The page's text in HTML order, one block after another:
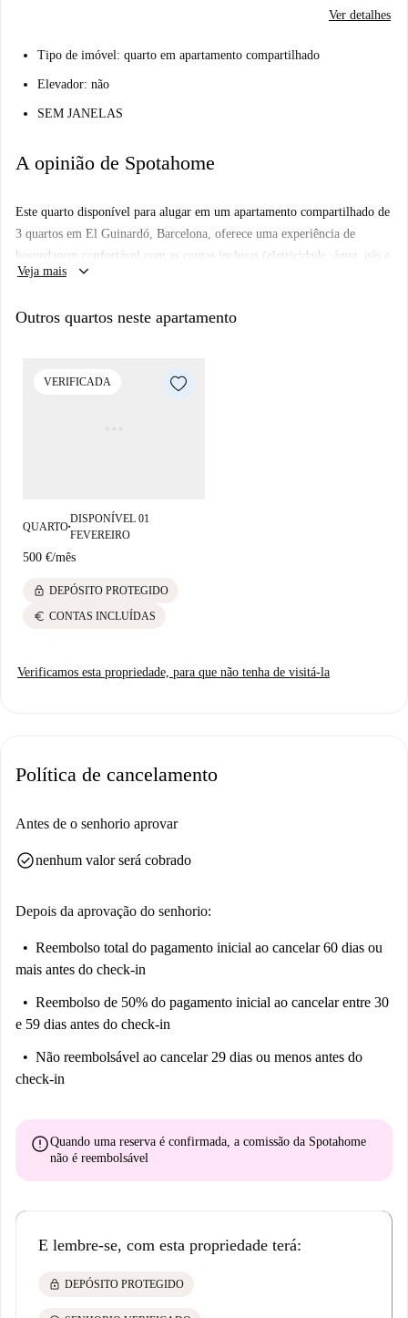
Ver detalhes
Tipo de imóvel: quarto em apartamento compartilhado
Elevador: não
SEM JANELAS
A opinião de Spotahome
Este quarto disponível para alugar em um apartamento compartilhado de
3 quartos em El Guinardó, Barcelona, oferece uma experiência de
hospedagem confortável com as contas inclusas (eletricidade, água, gás e
Wi-Fi). O apartamento é mobiliado, possui cozinha equipada e é ideal
este imóvel para sua comodidade.
comodidades. Nas proximidades, você encontrará as Escales Mecàniques
del Carrer Telègraf e a Plaça del Nen de la Rutlla como atrações
Veja mais keyboard_arrow_down
Outros quartos neste apartamento
VERIFICADA
QUARTO■
DISPONÍVEL 01
FEVEREIRO
500 €/mês
lock DEPÓSITO PROTEGIDO
euro CONTAS INCLUÍDAS
Verificamos esta propriedade, para que não tenha de visitá-la
Política de cancelamento
Antes de o senhorio aprovar
check_circlenenhum valor será cobrado
Depois da aprovação do senhorio:
Reembolso total do pagamento inicial ao cancelar 60 dias ou
mais antes do check-in
Reembolso de 50% do pagamento inicial ao cancelar entre 30
e 59 dias antes do check-in
Não reembolsável ao cancelar 29 dias ou menos antes do
check-in
errorQuando uma reserva é confirmada, a comissão da Spotahome
não é reembolsável
E lembre-se, com esta propriedade terá:
lock DEPÓSITO PROTEGIDO